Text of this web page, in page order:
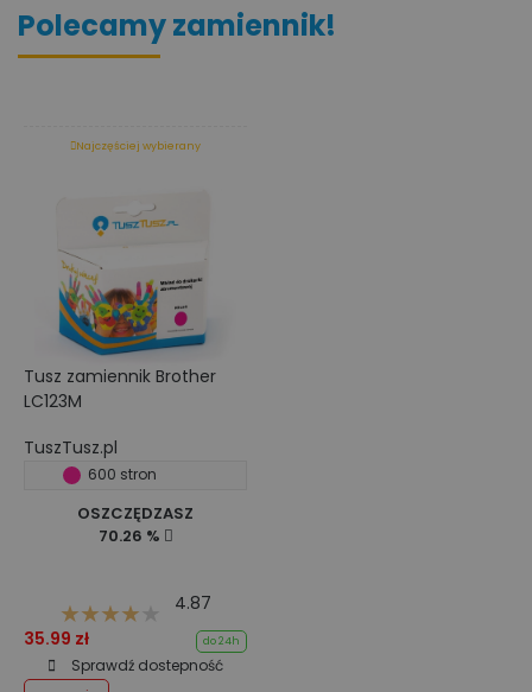
Polecamy zamiennik!
Najczęściej wybierany
Tusz zamiennik Brother
LC123M
TuszTusz.pl
600 stron
OSZCZĘDZASZ
70.26 %
4.87
35.99 zł
do 24h
Sprawdź dostepność